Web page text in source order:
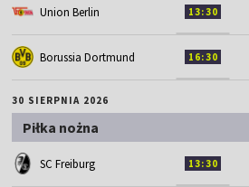
Union Berlin 13:30
Borussia Dortmund 16:30
30 SIERPNIA 2026
Piłka nożna
SC Freiburg 13:30